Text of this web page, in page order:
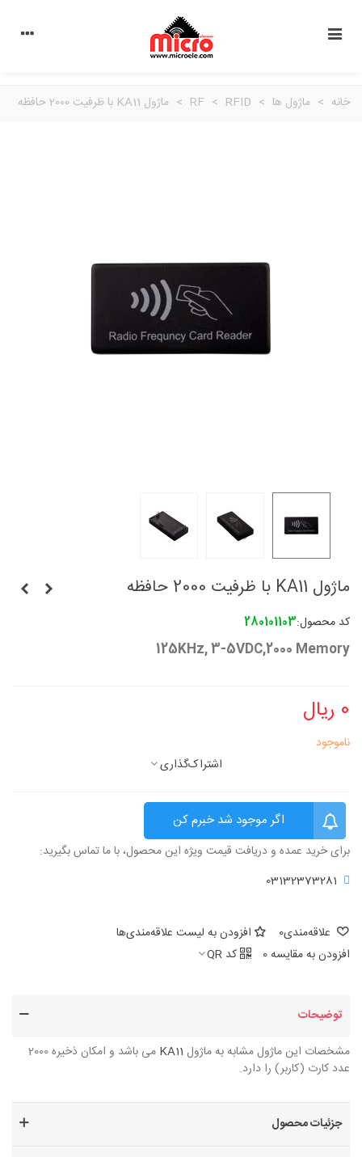
خانه > ماژول ها >
RF > RFID
> ماژول KA11 با ظرفیت 2000 حافظه
ماژول KA11 با ظرفیت 2000 حافظه
کد محصول:280101103
125KHz, 3-5VDC,2000 Memory
0 ریال
ناموجود
اشتراک‌گذاری
اگر موجود شد خبرم کن
برای خرید عمده و دریافت قیمت ویژه این محصول، با ما تماس بگیرید:
03132373281
علاقه‌مندی0
افزودن به لیست علاقه‌مندی‌ها
افزودن به مقایسه0 کد QR
توضیحات
مشخصات این ماژول مشابه به ماژول KA11
می باشد و امکان ذخیره 2000
عدد کارت (کاربر) را دارد.
جزئیات محصول